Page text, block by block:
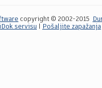
copyright © 2002-2015
servisu
Pošaljite zapažanja